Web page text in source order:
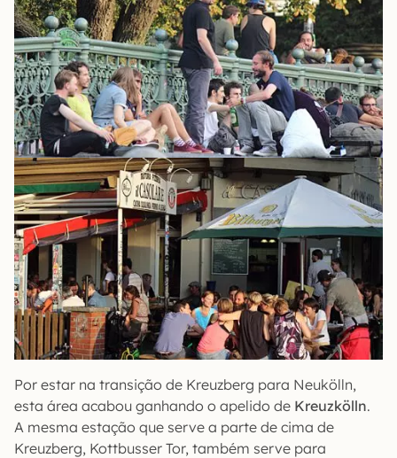
Por estar na transição de Kreuzberg para Neukölln,
esta área acabou ganhando o apelido de Kreuzkölln.
A mesma estação que serve a parte de cima de
Kreuzberg, Kottbusser Tor, também serve para